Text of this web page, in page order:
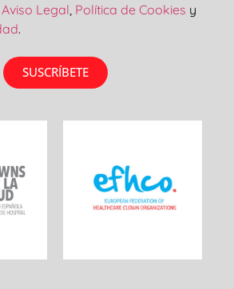
Aviso Legal Política de Cookies y
.
SUSCRÍBETE